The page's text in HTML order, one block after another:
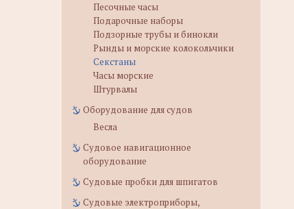
Песочные часы
Подарочные наборы
Подзорные трубы и бинокли
Рынды и морские колокольчики
Секстаны
Часы морские
Штурвалы
Оборудование для судов
Весла
Судовое навигационное
оборудование
Судовые пробки для шпигатов
Судовые электроприборы,